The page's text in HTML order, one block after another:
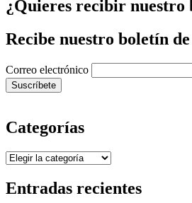
¿Quieres recibir nuestro
Recibe nuestro boletín
Correo electrónico
Categorías
Categorías
Entradas recientes